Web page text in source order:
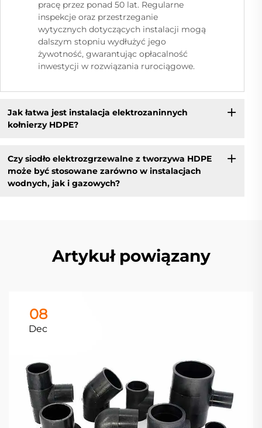
pracę przez ponad 50 lat. Regularne
inspekcje oraz przestrzeganie
wytycznych dotyczących instalacji mogą
dalszym stopniu wydłużyć jego
żywotność, gwarantując opłacalność
inwestycji w rozwiązania rurociągowe.
Jak łatwa jest instalacja elektrozaninnych
kołnierzy HDPE?
Czy siodło elektrozgrzewalne z tworzywa HDPE
może być stosowane zarówno w instalacjach
wodnych, jak i gazowych?
Artykuł powiązany
08
Dec